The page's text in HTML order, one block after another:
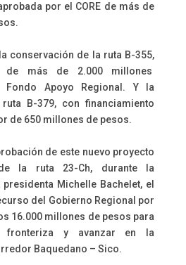
por el CORE de más de
conservación de la ruta B-355,
de más de 2.000 millones
Fondo Apoyo Regional. Y la
B-379, con financiamiento
de 650 millones de pesos.
de este nuevo proyecto
la ruta 23-Ch, durante la
Michelle Bachelet, el
del Gobierno Regional por
16.000 millones de pesos para
fronteriza y avanzar en la
Baquedano – Sico.